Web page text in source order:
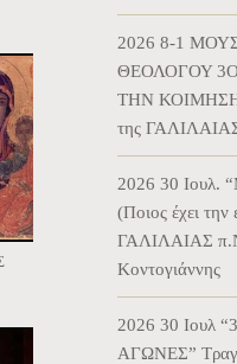
2026 8-1
ΘΕΟΛΟΓΟΥ
ΤΗΝ ΚΟΙΜΗΣΗ
της
2026 30 Ιουλ.
(Ποιος έχει την
ΓΑΛΙΛΑΙΑΣ
Κοντογιάννης
2026 30 Ιουλ
ΑΓΩΝΕΣ”